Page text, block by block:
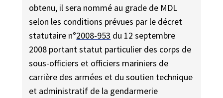
obtenu, il sera nommé au grade de MDL
selon les conditions prévues par le décret
statutaire n°2008-953 du 12 septembre
2008 portant statut particulier des corps de
sous-officiers et officiers mariniers de
carrière des armées et du soutien technique
et administratif de la gendarmerie